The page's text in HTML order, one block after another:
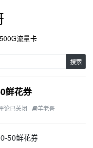
500G流量卡
搜索
鲜花券
论已关闭 羊老哥
50鲜花券